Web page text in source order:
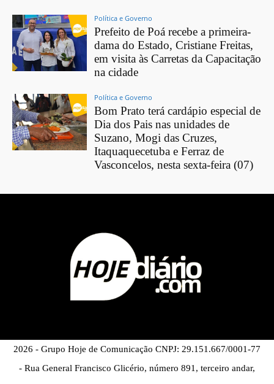
Política e Governo
Prefeito de Poá recebe a primeira-
dama do Estado, Cristiane Freitas,
em visita às Carretas da Capacitação
na cidade
Política e Governo
Bom Prato terá cardápio especial de
Dia dos Pais nas unidades de
Suzano, Mogi das Cruzes,
Itaquaquecetuba e Ferraz de
Vasconcelos, nesta sexta-feira (07)
2026 - Grupo Hoje de Comunicação CNPJ: 29.151.667/0001-77
- Rua General Francisco Glicério, número 891, terceiro andar,